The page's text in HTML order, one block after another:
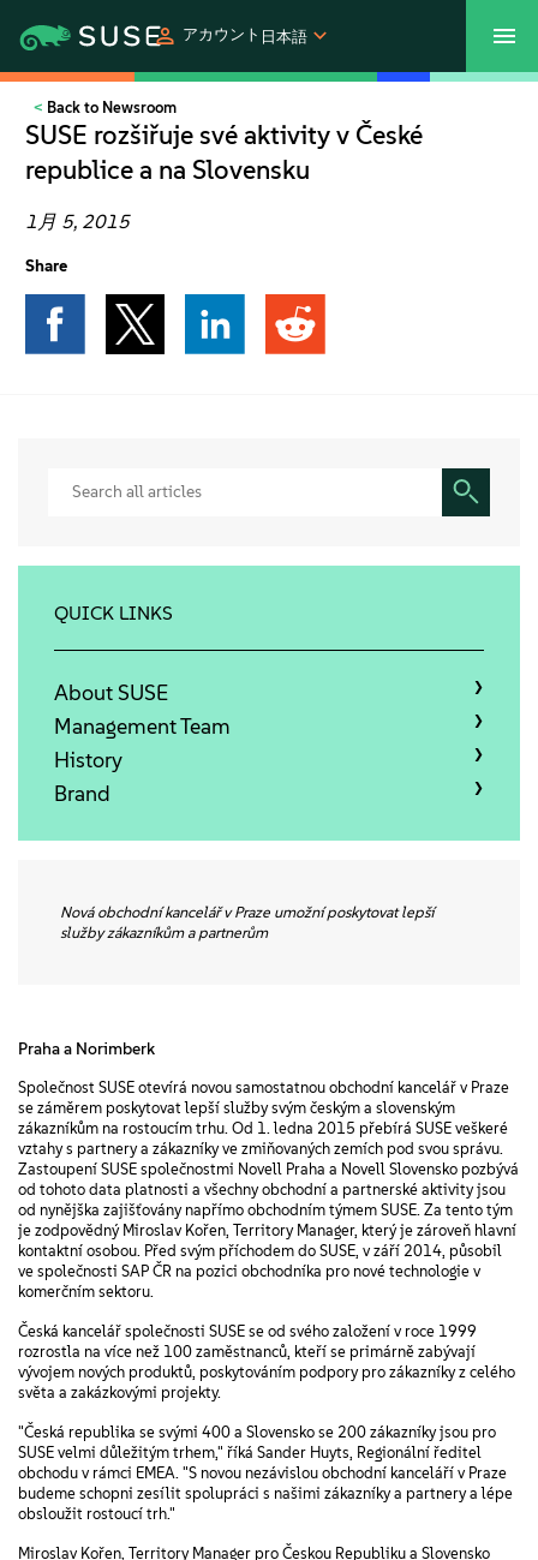
アカウント 日本語
SUSECON 2027
製品
サポートとサービス
お問い合わせ
無料ダウンロード
Back to Newsroom
SUSE rozšiřuje své aktivity v České
republice a na Slovensku
1月 5, 2015
Share
Nová obchodní kancelář v Praze umožní poskytovat lepší
služby zákazníkům a partnerům
Praha a Norimberk
Společnost SUSE otevírá novou samostatnou obchodní kancelář v Praze
se záměrem poskytovat lepší služby svým českým a slovenským
zákazníkům na rostoucím trhu. Od 1. ledna 2015 přebírá SUSE veškeré
vztahy s partnery a zákazníky ve zmiňovaných zemích pod svou správu.
Zastoupení SUSE společnostmi Novell Praha a Novell Slovensko pozbývá
od tohoto data platnosti a všechny obchodní a partnerské aktivity jsou
od nynějška zajišťovány napřímo obchodním týmem SUSE. Za tento tým
je zodpovědný Miroslav Kořen, Territory Manager, který je zároveň hlavní
kontaktní osobou. Před svým příchodem do SUSE, v září 2014, působil
ve společnosti SAP ČR na pozici obchodníka pro nové technologie v
komerčním sektoru.
Česká kancelář společnosti SUSE se od svého založení v roce 1999
rozrostla na více než 100 zaměstnanců, kteří se primárně zabývají
vývojem nových produktů, poskytováním podpory pro zákazníky z celého
světa a zakázkovými projekty.
"Česká republika se svými 400 a Slovensko se 200 zákazníky jsou pro
SUSE velmi důležitým trhem," říká Sander Huyts, Regionální ředitel
obchodu v rámci EMEA. "S novou nezávislou obchodní kanceláří v Praze
budeme schopni zesílit spolupráci s našimi zákazníky a partnery a lépe
obsloužit rostoucí trh."
Miroslav Kořen, Territory Manager pro Českou Republiku a Slovensko
QUICK LINKS
About SUSE
Management Team
History
Brand